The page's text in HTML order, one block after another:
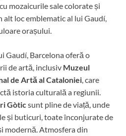
mozaicurile sale colorate și
alt loc emblematic al lui Gaudí,
orașului.
Gaudí, Barcelona oferă o
de artă, inclusiv Muzeul
de Artă al Cataloniei, care
istoria culturală a regiunii.
Gòticsunt pline de viață, unde
și buticuri, toate înconjurate de
modernă. Atmosfera din